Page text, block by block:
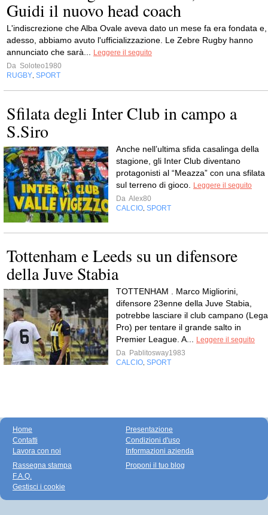
Guidi il nuovo head coach
L'indiscrezione che Alba Ovale aveva dato un mese fa era fondata e,
adesso, abbiamo avuto l'ufficializzazione. Le Zebre Rugby hanno
annunciato che sarà...
Leggere il seguito
Da Soloteo1980
RUGBY SPORT
Sfilata degli Inter Club in campo a
S.Siro
Anche nell’ultima sfida casalinga della
stagione, gli Inter Club diventano
protagonisti al “Meazza” con una sfilata
sul terreno di gioco.
Leggere il seguito
Da Alex80
CALCIO SPORT
Tottenham e Leeds su un difensore
della Juve Stabia
TOTTENHAM . Marco Migliorini,
difensore 23enne della Juve Stabia,
potrebbe lasciare il club campano (Lega
Pro) per tentare il grande salto in
Premier League. A...
Leggere il seguito
Da Pablitosway1983
CALCIO SPORT
Home
Contatti
Lavora con noi
Presentazione
Condizioni d'uso
Informazioni azienda
Rassegna stampa
F.A.Q.
Gestisci i cookie
Proponi il tuo blog